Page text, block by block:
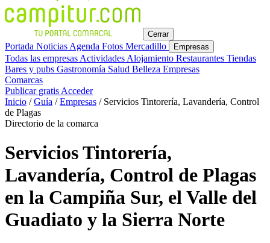
Cerrar
Portada Noticias Agenda Fotos Mercadillo Empresas
Todas las empresas Actividades Alojamiento Restaurantes Tiendas
Bares y pubs Gastronomía Salud Belleza Empresas
Comarcas
Publicar gratis Acceder
Inicio / Guía / Empresas / Servicios Tintorería, Lavandería, Control
de Plagas
Directorio de la comarca
Servicios Tintorería,
Lavandería, Control de Plagas
en la Campiña Sur, el Valle del
Guadiato y la Sierra Norte